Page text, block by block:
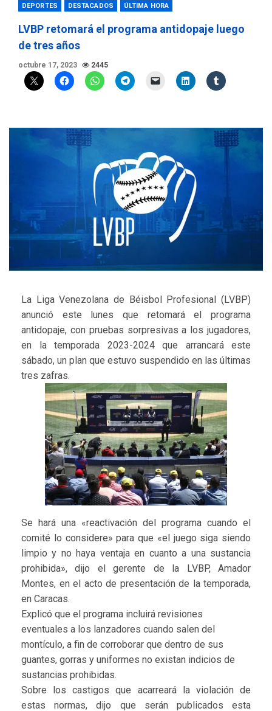
DEPORTES DESTACADOS ÚLTIMA HORA
LVBP retomará el programa antidopaje luego
de tres años
octubre 17, 2023 2445
La Liga Venezolana de Béisbol Profesional (LVBP)
anunció este lunes que retomará el programa
antidopaje, con pruebas sorpresivas a los jugadores,
en la temporada 2023-2024 que arrancará este
sábado, un plan que estuvo suspendido en las últimas
tres zafras.
Se hará una «reactivación del programa cuando el
comité lo considere» para que «el juego siga siendo
limpio y no haya ventaja en cuanto a una sustancia
prohibida», dijo el gerente de la LVBP, Amador
Montes, en el acto de presentación de la temporada,
en Caracas.
Explicó que el programa incluirá revisiones
eventuales a los lanzadores cuando salen del
montículo, a fin de corroborar que dentro de sus
guantes, gorras y uniformes no existan indicios de
sustancias prohibidas.
Sobre los castigos que acarreará la violación de
estas normas, dijo que serán publicados esta